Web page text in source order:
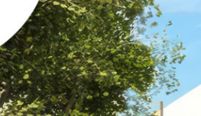
satisfaire